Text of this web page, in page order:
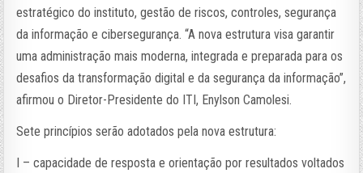
estratégico do instituto, gestão de riscos, controles, segurança
da informação e cibersegurança. “A nova estrutura visa garantir
uma administração mais moderna, integrada e preparada para os
desafios da transformação digital e da segurança da informação”,
afirmou o Diretor-Presidente do ITI, Enylson Camolesi.
Sete princípios serão adotados pela nova estrutura:
I – capacidade de resposta e orientação por resultados voltados